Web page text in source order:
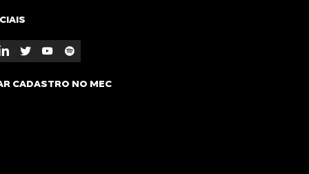
CADASTRO NO MEC